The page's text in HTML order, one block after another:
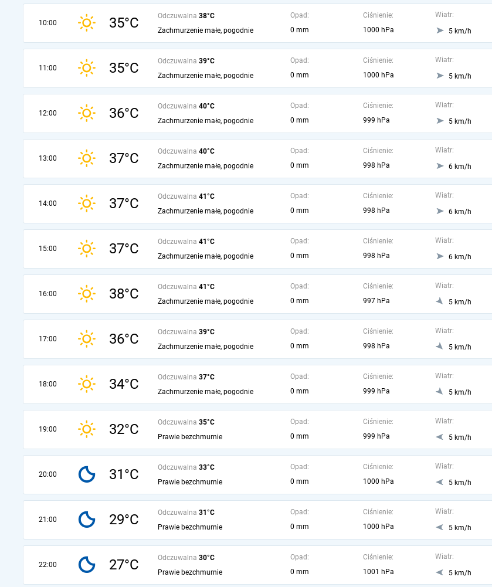
10:00 35°C Odczuwalna 38°C
Zachmurzenie małe, pogodnie
Opad:
0 mm
Ciśnienie:
1000 hPa
Wiatr:
5 km/h
11:00 35°C Odczuwalna 39°C
Zachmurzenie małe, pogodnie
Opad:
0 mm
Ciśnienie:
1000 hPa
Wiatr:
5 km/h
12:00 36°C Odczuwalna 40°C
Zachmurzenie małe, pogodnie
Opad:
0 mm
Ciśnienie:
999 hPa
Wiatr:
5 km/h
13:00 37°C Odczuwalna 40°C
Zachmurzenie małe, pogodnie
Opad:
0 mm
Ciśnienie:
998 hPa
Wiatr:
6 km/h
14:00 37°C Odczuwalna 41°C
Zachmurzenie małe, pogodnie
Opad:
0 mm
Ciśnienie:
998 hPa
Wiatr:
6 km/h
15:00 37°C Odczuwalna 41°C
Zachmurzenie małe, pogodnie
Opad:
0 mm
Ciśnienie:
998 hPa
Wiatr:
6 km/h
16:00 38°C Odczuwalna 41°C
Zachmurzenie małe, pogodnie
Opad:
0 mm
Ciśnienie:
997 hPa
Wiatr:
5 km/h
17:00 36°C Odczuwalna 39°C
Zachmurzenie małe, pogodnie
Opad:
0 mm
Ciśnienie:
998 hPa
Wiatr:
5 km/h
18:00 34°C Odczuwalna 37°C
Zachmurzenie małe, pogodnie
Opad:
0 mm
Ciśnienie:
999 hPa
Wiatr:
5 km/h
19:00 32°C Odczuwalna 35°C
Prawie bezchmurnie
Opad:
0 mm
Ciśnienie:
999 hPa
Wiatr:
5 km/h
20:00 31°C Odczuwalna 33°C
Prawie bezchmurnie
Opad:
0 mm
Ciśnienie:
1000 hPa
Wiatr:
5 km/h
21:00 29°C Odczuwalna 31°C
Prawie bezchmurnie
Opad:
0 mm
Ciśnienie:
1000 hPa
Wiatr:
5 km/h
22:00 27°C Odczuwalna 30°C
Prawie bezchmurnie
Opad:
0 mm
Ciśnienie:
1001 hPa
Wiatr:
5 km/h